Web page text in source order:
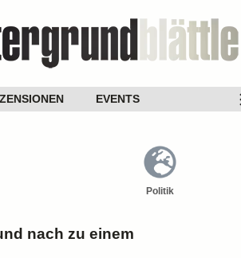
EVENTS
Politik
nach zu einem